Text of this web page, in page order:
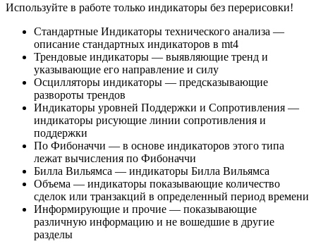
Используйте в работе только индикаторы без перерисовки!
Стандартные Индикаторы технического анализа —
описание стандартных индикаторов в mt4
Трендовые индикаторы — выявляющие тренд и
указывающие его направление и силу
Осцилляторы индикаторы — предсказывающие
развороты трендов
Индикаторы уровней Поддержки и Сопротивления —
индикаторы рисующие линии сопротивления и
поддержки
По Фибоначчи — в основе индикаторов этого типа
лежат вычисления по Фибоначчи
Билла Вильямса — индикаторы Билла Вильямса
Объема — индикаторы показывающие количество
сделок или транзакций в определенный период времени
Информирующие и прочие — показывающие
различную информацию и не вошедшие в другие
разделы